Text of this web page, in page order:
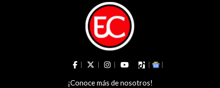
¡Conoce más de nosotros!